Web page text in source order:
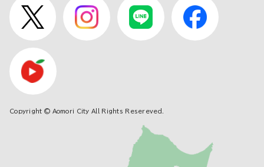
Copyright © Aomori City All Rights Resereved.